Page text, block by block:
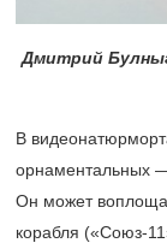
Дмитрий
В
орнаментальных
Он может
корабля («Союз-